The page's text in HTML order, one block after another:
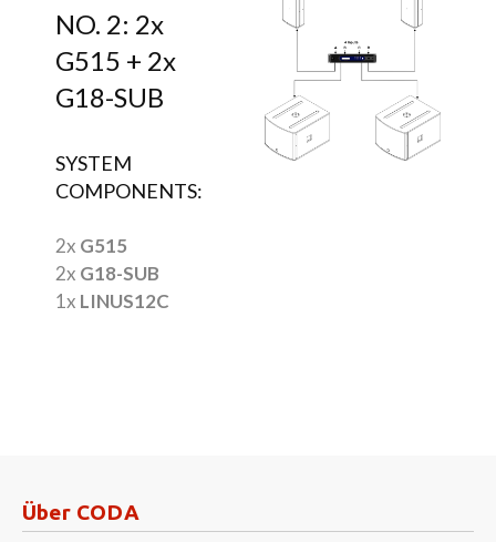
NO. 2: 2x
G515 + 2x
G18-SUB
SYSTEM
COMPONENTS:
2x G515
2x G18-SUB
1x LINUS12C
Über CODA